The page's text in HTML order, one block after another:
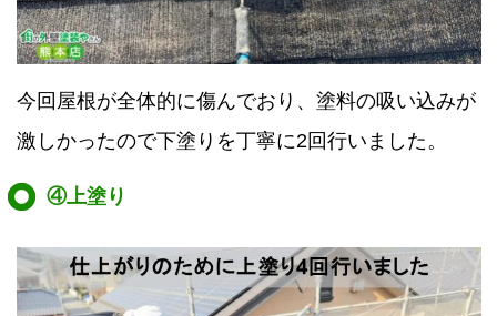
今回屋根が全体的に傷んでおり、塗料の吸い込みが
激しかったので下塗りを丁寧に2回行いました。
④上塗り